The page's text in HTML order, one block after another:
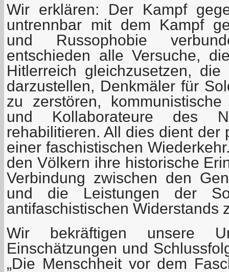
Wir erklären: Der Kampf
untrennbar mit dem Kampf
und Russophobie
entschieden alle Versuche,
Hitlerreich gleichzusetzen, die
darzustellen, Denkmäler für
zu zerstören,
und Kollaborateure des
rehabilitieren. All dies dient der
einer faschistischen
den Völkern ihre historische
Verbindung zwischen den
und die Leistungen der
antifaschistischen Widerstands
Wir bekräftigen unsere
Einschätzungen und
„Die Menschheit vor dem